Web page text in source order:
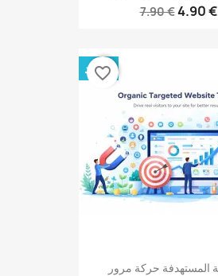
7.90 €4.90 €
جديد
favorite_border